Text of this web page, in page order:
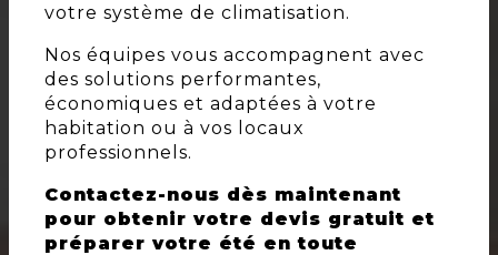
votre système de climatisation.
Nos équipes vous accompagnent avec
des solutions performantes,
économiques et adaptées à votre
habitation ou à vos locaux
professionnels.
Contactez-nous dès maintenant
pour obtenir votre devis gratuit et
préparer votre été en toute